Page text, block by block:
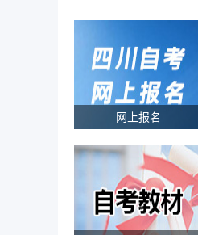
网上报名